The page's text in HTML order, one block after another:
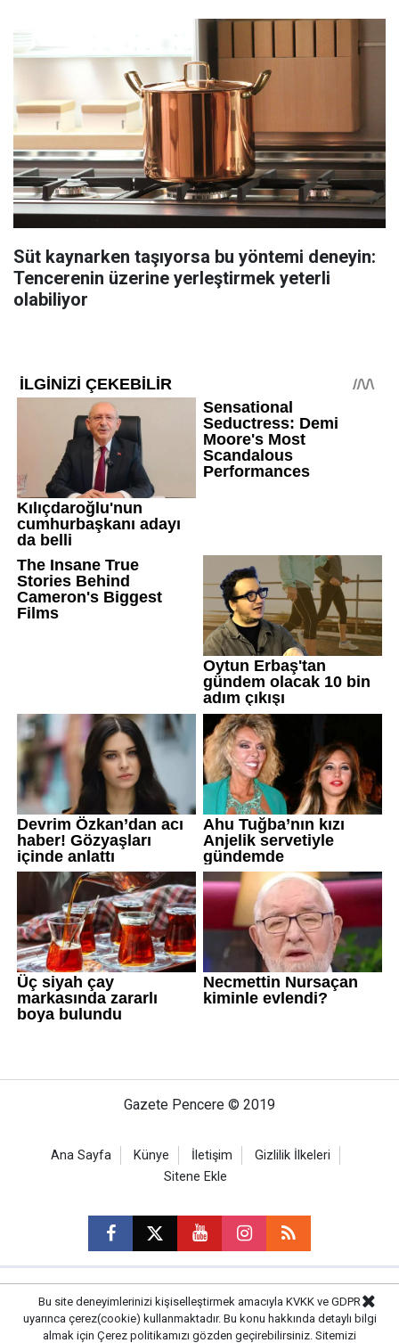
Süt kaynarken taşıyorsa bu yöntemi deneyin:
Tencerenin üzerine yerleştirmek yeterli
olabiliyor
Gazete Pencere © 2019
Ana Sayfa Künye İletişim
Gizlilik İlkeleri
Sitene Ekle
CM Bilişim
Bu site deneyimlerinizi kişiselleştirmek amacıyla KVKK ve GDPR
uyarınca çerez(cookie) kullanmaktadır. Bu konu hakkında detaylı bilgi
almak için Çerez politikamızı gözden geçirebilirsiniz. Sitemizi